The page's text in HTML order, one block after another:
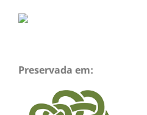
Preservada em: